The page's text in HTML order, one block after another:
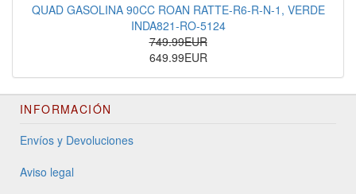
QUAD GASOLINA 90CC ROAN RATTE-R6-R-N-1, VERDE
INDA821-RO-5124
749.99EUR
649.99EUR
INFORMACIÓN
Envíos y Devoluciones
Aviso legal